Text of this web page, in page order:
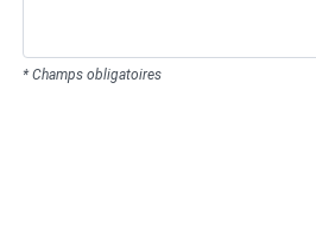
* Champs obligatoires